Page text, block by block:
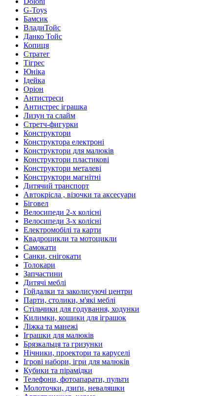
G-Toys
Бамсик
ВладиТойс
Данко Тойс
Копиця
Стратег
Тігрес
Юніка
Ідейка
Оріон
Антистреси
Антистрес іграшка
Лизун та слайм
Стретч-фигурки
Конструктори
Конструктора електроні
Конструктори для малюків
Конструктори пластикові
Конструктори металеві
Конструктори магнітні
Дитячий транспорт
Автокрісла , візочки та аксесуари
Біговел
Велосипеди 2-х колісні
Велосипеди 3-х колісні
Електромобілі та карти
Квадроцикли та мотоцикли
Самокати
Санки, снігокати
Толокари
Запчастини
Дитячі меблі
Гойдалки та заколисуючі центри
Парти, столики, м'які меблі
Стільчики для годування, ходунки
Килимки, кошики для іграшок
Ліжка та манежі
Іграшки для малюків
Брязкальця та гризунки
Нічники, проектори та каруселі
Ігрові набори, ігри для малюків
Кубики та пірамідки
Телефони, фотоапарати, пульти
Молоточки, дзиґи, неваляшки